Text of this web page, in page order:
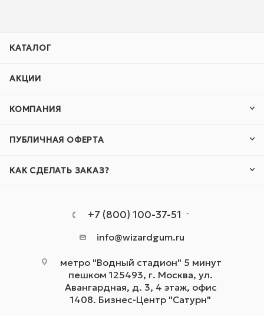
КАТАЛОГ
АКЦИИ
КОМПАНИЯ
ПУБЛИЧНАЯ ОФЕРТА
КАК СДЕЛАТЬ ЗАКАЗ?
+7 (800) 100-37-51
info@wizardgum.ru
метро "Водный стадион" 5 минут
пешком 125493, г. Москва, ул.
Авангардная, д. 3, 4 этаж, офис
1408. Бизнес-Центр "Сатурн"